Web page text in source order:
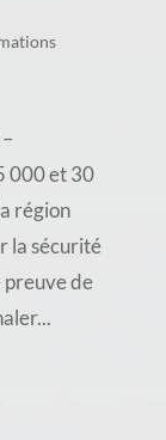
000 et 30
région
la sécurité
preuve de